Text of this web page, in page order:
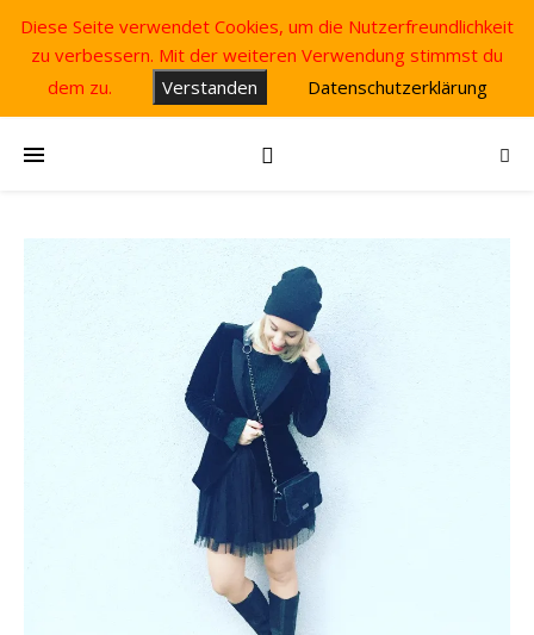
Diese Seite verwendet Cookies, um die Nutzerfreundlichkeit
zu verbessern. Mit der weiteren Verwendung stimmst du
dem zu.
Verstanden Datenschutzerklärung